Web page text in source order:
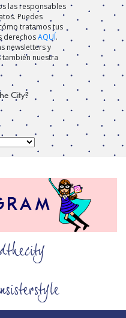
las responsables
Puedes
tratamos tus
derechosAQUÍ.
newsletters y
también nuestra
City?